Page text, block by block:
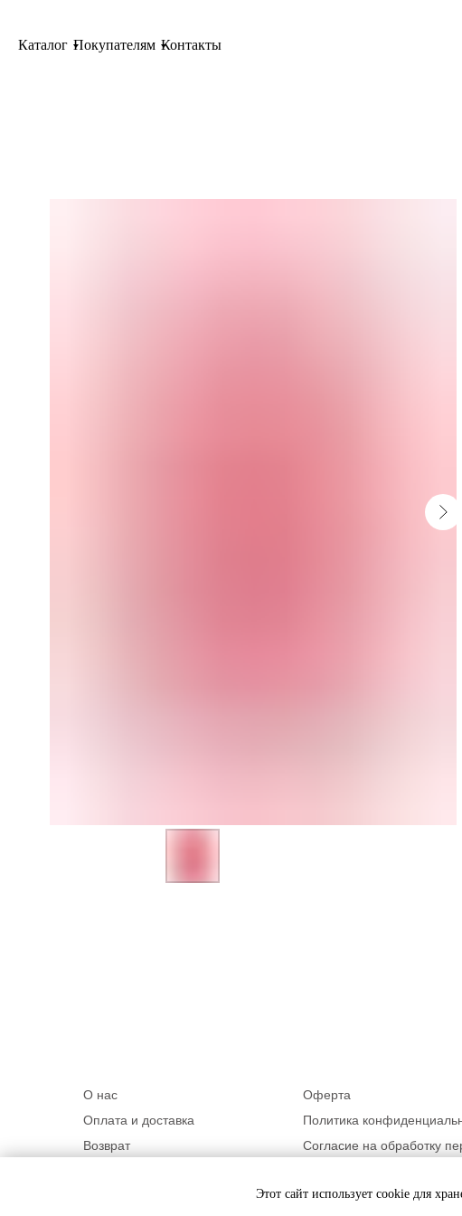
Каталог Покупателям Контакты
Этот сайт использует cookie для
О нас
Оплата и доставка
Возврат
Оферта
Политика
Согласие на обработку